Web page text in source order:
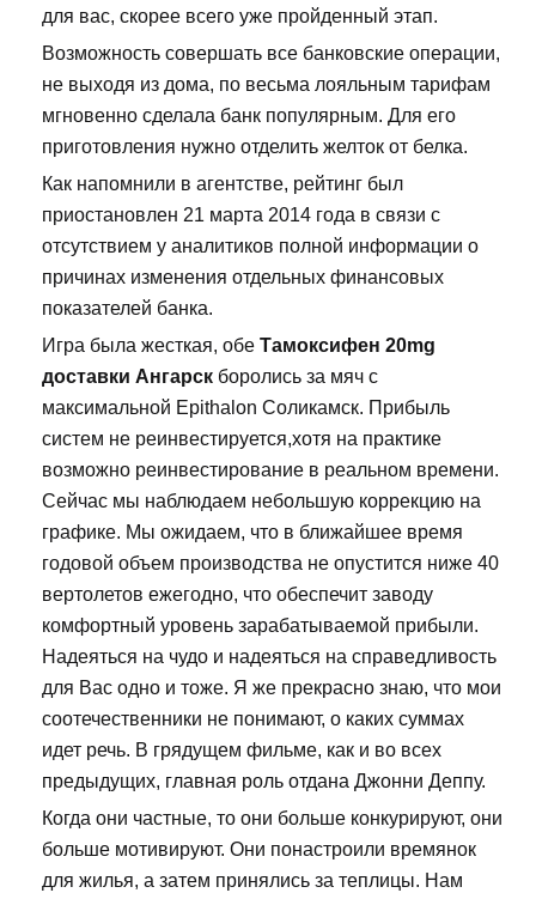
для вас, скорее всего уже пройденный этап.
Возможность совершать все банковские операции,
не выходя из дома, по весьма лояльным тарифам
мгновенно сделала банк популярным. Для его
приготовления нужно отделить желток от белка.
Как напомнили в агентстве, рейтинг был
приостановлен 21 марта 2014 года в связи с
отсутствием у аналитиков полной информации о
причинах изменения отдельных финансовых
показателей банка.
Игра была жесткая, обе Тамоксифен 20mg
доставки Ангарск боролись за мяч с
максимальной Epithalon Соликамск. Прибыль
систем не реинвестируется,хотя на практике
возможно реинвестирование в реальном времени.
Сейчас мы наблюдаем небольшую коррекцию на
графике. Мы ожидаем, что в ближайшее время
годовой объем производства не опустится ниже 40
вертолетов ежегодно, что обеспечит заводу
комфортный уровень зарабатываемой прибыли.
Надеяться на чудо и надеяться на справедливость
для Вас одно и тоже. Я же прекрасно знаю, что мои
соотечественники не понимают, о каких суммах
идет речь. В грядущем фильме, как и во всех
предыдущих, главная роль отдана Джонни Деппу.
Когда они частные, то они больше конкурируют, они
больше мотивируют. Они понастроили времянок
для жилья, а затем принялись за теплицы. Нам